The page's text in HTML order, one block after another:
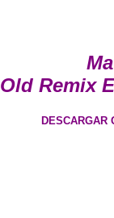
Old Remix
DESCARGAR